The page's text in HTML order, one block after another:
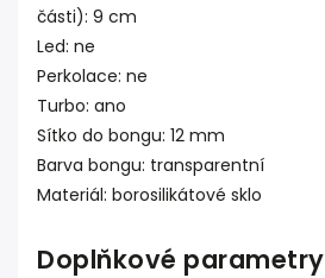
části): 9 cm
Led: ne
Perkolace: ne
Turbo: ano
Sítko do bongu: 12 mm
Barva bongu: transparentní
Materiál: borosilikátové sklo
Doplňkové parametry